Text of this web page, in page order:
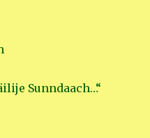
Sunndaach…“